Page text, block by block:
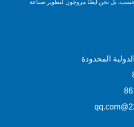
بل نحن أيضًا مروجون لتطوير صناعة